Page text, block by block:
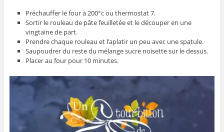
Préchauffer le four à 200°c ou thermostat 7.
Sortir le rouleau de pâte feuilletée et le découper en une
vingtaine de part.
Prendre chaque rouleau et l’aplatir un peu avec une spatule.
Saupoudrer du reste du mélange sucre noisette sur le dessus.
Placer au four pour 10 minutes.